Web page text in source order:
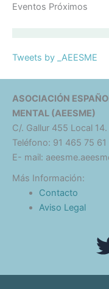
Eventos Próximos
Tweets by _AEESME
ASOCIACIÓN
MENTAL (AEESME)
C/. Gallur 455 Local
Teléfono: 91 465 75 61
E- mail:
Más Información:
Contacto
Aviso Legal